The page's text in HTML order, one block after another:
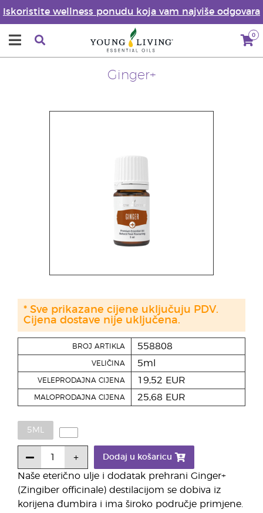
Iskoristite wellness ponudu koja vam najviše odgovara
0
Ginger+
Naše eterično ulje i dodatak prehrani Ginger+
(Zingiber officinale) destilacijom se dobiva iz
korijena đumbira i ima široko područje primjene.
BROJ ARTIKLA 558808
VELIČINA 5ml
VELEPRODAJNA CIJENA 19,52 EUR
MALOPRODAJNA CIJENA 25,68 EUR
5ML
Dodaj u košaricu
* Sve prikazane cijene uključuju PDV.
Cijena dostave nije uključena.